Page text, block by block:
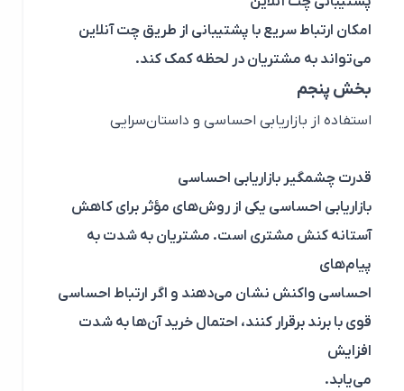
امکان ارتباط سریع با پشتیبانی از طریق چت آنلاین
می‌تواند به مشتریان در لحظه کمک کند.
بخش پنجم
استفاده از بازاریابی احساسی و داستان‌سرایی
قدرت چشمگیر بازاریابی احساسی
بازاریابی احساسی یکی از روش‌های مؤثر برای کاهش
آستانه کنش مشتری است. مشتریان به شدت به
پیام‌های
احساسی واکنش نشان می‌دهند و اگر ارتباط احساسی
قوی با برند برقرار کنند، احتمال خرید آن‌ها به شدت
افزایش
می‌یابد.